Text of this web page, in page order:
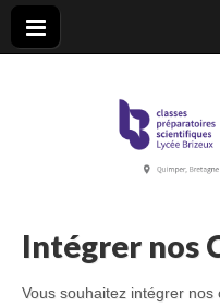
CPGE
Intégrer nos
Vous souhaitez intégrer